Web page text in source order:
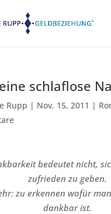
schlaflose
Rupp | Nov. 15, 2011 |
bedeutet nicht,
zufrieden zu geben.
zu erkennen wofür
dankbar ist.